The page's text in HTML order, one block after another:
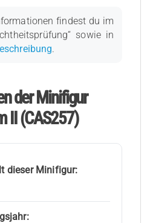
findest du im
sowie in
.
der Minifigur
II (CAS257)
dieser Minifigur: